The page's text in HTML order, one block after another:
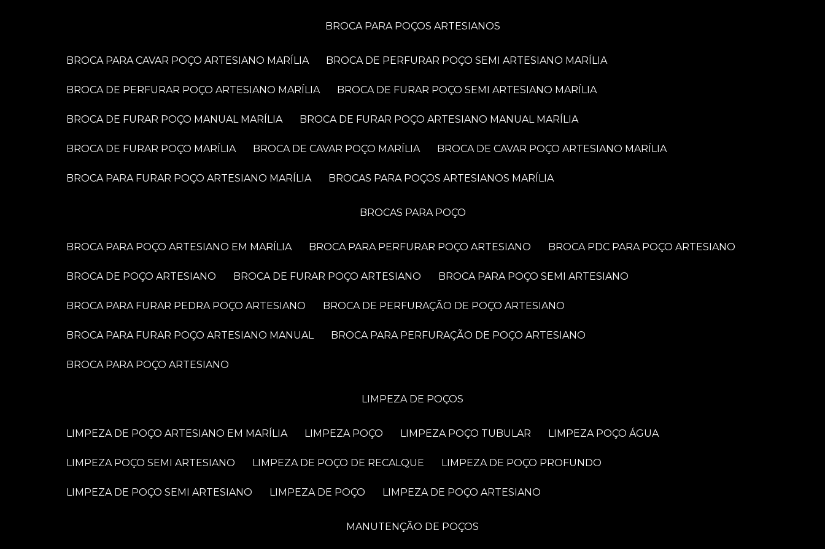
BROCA PARA POÇOS ARTESIANOS
BROCA PARA CAVAR POÇO ARTESIANO MARÍLIA BROCA DE PERFURAR POÇO SEMI ARTESIANO MARÍLIA
BROCA DE PERFURAR POÇO ARTESIANO MARÍLIA BROCA DE FURAR POÇO SEMI ARTESIANO MARÍLIA
BROCA DE FURAR POÇO MANUAL MARÍLIA BROCA DE FURAR POÇO ARTESIANO MANUAL MARÍLIA
BROCA DE FURAR POÇO MARÍLIA BROCA DE CAVAR POÇO MARÍLIA BROCA DE CAVAR POÇO ARTESIANO MARÍLIA
BROCA PARA FURAR POÇO ARTESIANO MARÍLIA BROCAS PARA POÇOS ARTESIANOS MARÍLIA
BROCAS PARA POÇO
BROCA PARA POÇO ARTESIANO EM MARÍLIA BROCA PARA PERFURAR POÇO ARTESIANO BROCA PDC PARA POÇO ARTESIANO
BROCA DE POÇO ARTESIANO BROCA DE FURAR POÇO ARTESIANO BROCA PARA POÇO SEMI ARTESIANO
BROCA PARA FURAR PEDRA POÇO ARTESIANO BROCA DE PERFURAÇÃO DE POÇO ARTESIANO
BROCA PARA FURAR POÇO ARTESIANO MANUAL BROCA PARA PERFURAÇÃO DE POÇO ARTESIANO
BROCA PARA POÇO ARTESIANO
LIMPEZA DE POÇOS
LIMPEZA DE POÇO ARTESIANO EM MARÍLIA LIMPEZA POÇO LIMPEZA POÇO TUBULAR LIMPEZA POÇO ÁGUA
LIMPEZA POÇO SEMI ARTESIANO LIMPEZA DE POÇO DE RECALQUE LIMPEZA DE POÇO PROFUNDO
LIMPEZA DE POÇO SEMI ARTESIANO LIMPEZA DE POÇO LIMPEZA DE POÇO ARTESIANO
MANUTENÇÃO DE POÇOS